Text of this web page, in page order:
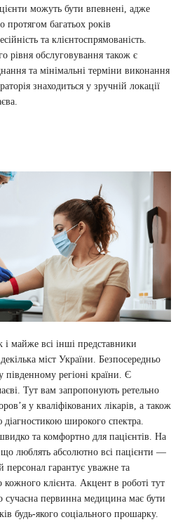
можуть бути впевнені, адже
багатьох років
та клієнтоспрямованість.
рівня обслуговування також є
та мінімальні терміни виконання
знаходиться у зручній локації
і майже всі інші представники
міст України. Безпосередньо
регіоні країни. Є
Тут вам запропонують ретельно
у кваліфікованих лікарів, а також
діагностикою широкого спектра.
та комфортно для пацієнтів. На
що люблять абсолютно всі пацієнти —
персонал гарантує уважне та
кожного клієнта. Акцент в роботі тут
сучасна первинна медицина має бути
будь-якого соціального прошарку.